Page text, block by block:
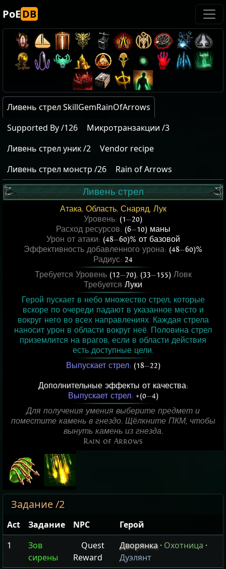
PoEDB
Ливень стрел SkillGemRainOfArrows
Supported By /126
Микротранзакции /3
Ливень стрел уник /2
Vendor recipe
Ливень стрел монстр /26
Rain of Arrows
Ливень стрел
Атака, Область, Снаряд, Лук
Уровень: (1—20)
Расход ресурсов: (6—10) маны
Урон от атаки: (48—60)% от базовой
Эффективность добавленного урона: (48—60)%
Радиус: 24
Требуется Уровень (12—70), (33—155)Ловк
Требуется Луки
Герой пускает в небо множество стрел, которые
вскоре по очереди падают в указанное место и
вокруг него во всех направлениях. Каждая стрела
наносит урон в области вокруг неё. Половина стрел
приземлится на врагов, если в области действия
есть доступные цели.
Выпускает стрел: (18—22)
Дополнительные эффекты от качества:
Выпускает стрел: +(0—4)
Для получения умения выберите предмет и
поместите камень в гнездо. Щёлкните ПКМ, чтобы
вынуть камень из гнезда.
Rain of Arrows
Задание /2
Act Задание NPC
Герой
1
Зов
сирены
Quest
Reward
Дворянка· Охотница ·
Дуэлянт